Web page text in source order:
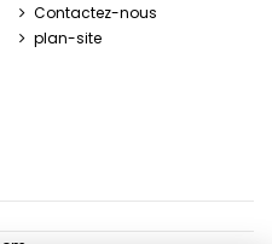
Contactez-nous
plan-site